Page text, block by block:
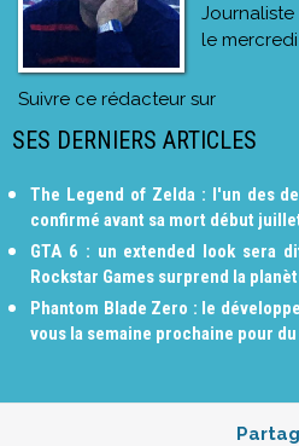
le mercredi
Suivre ce rédacteur sur
SES DERNIERS ARTICLES
The Legend of Zelda : l'un des
confirmé avant sa mort début
GTA 6 : un extended look sera
Rockstar Games surprend la
Phantom Blade Zero : le
vous la semaine prochaine pour